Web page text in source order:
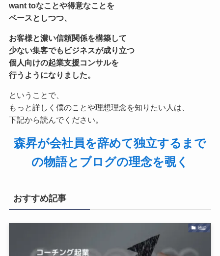
want toなことや得意なことを
ベースとしつつ、
お客様と濃い信頼関係を構築して
少ない集客でもビジネスが成り立つ
個人向けの起業支援コンサルを
行うようになりました。
ということで、
もっと詳しく僕のことや理想理念を知りたい人は、
下記から読んでください。
森昇が会社員を辞めて独立するまで
の物語とブログの理念を覗く
おすすめ記事
物語